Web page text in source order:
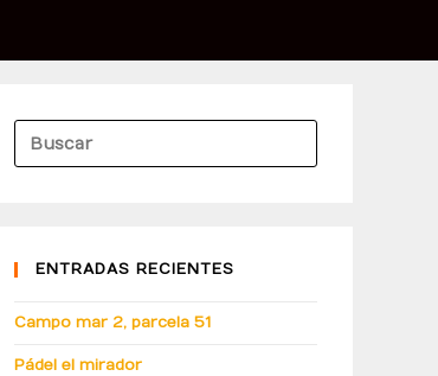
ENTRADAS RECIENTES
Campo mar 2, parcela 51
Pádel el mirador